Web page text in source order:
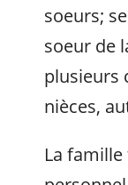
soeurs;
soeur de
plusieurs
nièces,
La